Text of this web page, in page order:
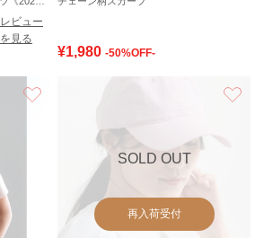
レビュー
を見る
¥1,980 -50%OFF-
SOLD OUT
再入荷受付